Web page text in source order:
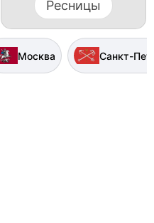
Ресницы
Москва Санкт-